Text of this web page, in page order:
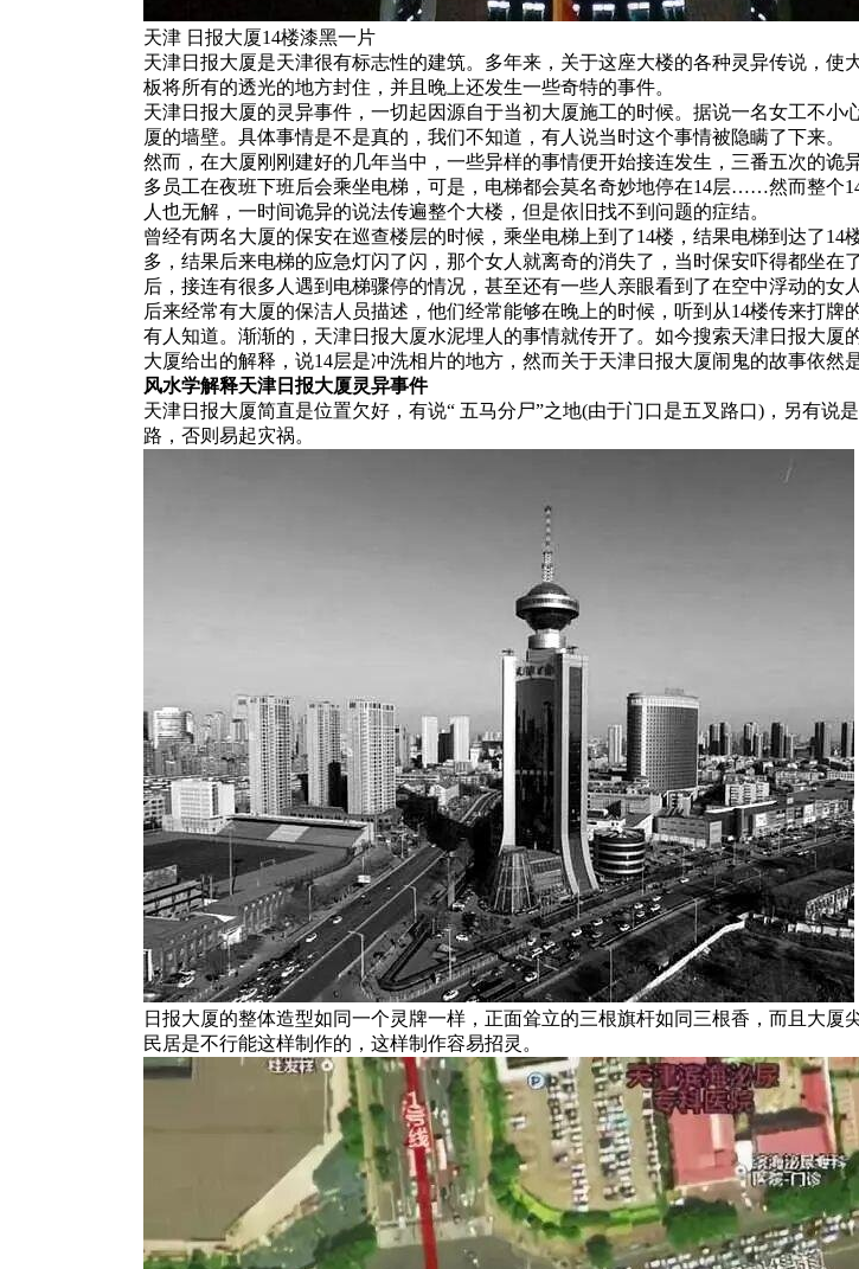
天津 日报大厦14楼漆黑一片
天津日报大厦是天津很有标志性的建筑。多年来，关于这座大楼的各种灵异传说，
板将所有的透光的地方封住，并且晚上还发生一些奇特的事件。
天津日报大厦的灵异事件，一切起因源自于当初大厦施工的时候。据说一名女工不
厦的墙壁。具体事情是不是真的，我们不知道，有人说当时这个事情被隐瞒了下来。
然而，在大厦刚刚建好的几年当中，一些异样的事情便开始接连发生，三番五次的诡
多员工在夜班下班后会乘坐电梯，可是，电梯都会莫名奇妙地停在14层……然而整个
人也无解，一时间诡异的说法传遍整个大楼，但是依旧找不到问题的症结。
曾经有两名大厦的保安在巡查楼层的时候，乘坐电梯上到了14楼，结果电梯到达了
多，结果后来电梯的应急灯闪了闪，那个女人就离奇的消失了，当时保安吓得都坐
后，接连有很多人遇到电梯骤停的情况，甚至还有一些人亲眼看到了在空中浮动的女人
后来经常有大厦的保洁人员描述，他们经常能够在晚上的时候，听到从14楼传来打
有人知道。渐渐的，天津日报大厦水泥埋人的事情就传开了。如今搜索天津日报大
大厦给出的解释，说14层是冲洗相片的地方，然而关于天津日报大厦闹鬼的故事依然
风水学解释天津日报大厦灵异事件
天津日报大厦简直是位置欠好，有说“ 五马分尸”之地(由于门口是五叉路口)，另有
路，否则易起灾祸。
日报大厦的整体造型如同一个灵牌一样，正面耸立的三根旗杆如同三根香，而且大
民居是不行能这样制作的，这样制作容易招灵。